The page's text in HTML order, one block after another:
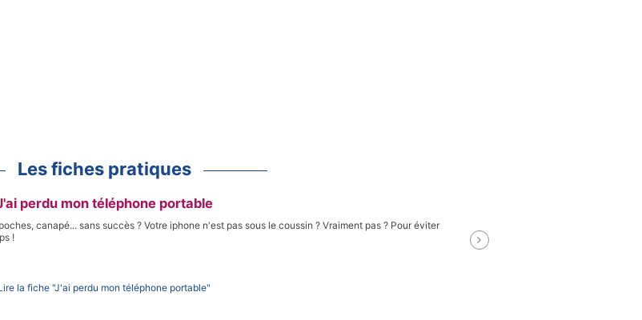
Les fiches pratiques
perdu mon téléphone portable
canapé... sans succès ? Votre iphone n'est pas sous le coussin ? Vraiment pas ? Pour éviter
!
la fiche "J'ai perdu mon téléphone portable"